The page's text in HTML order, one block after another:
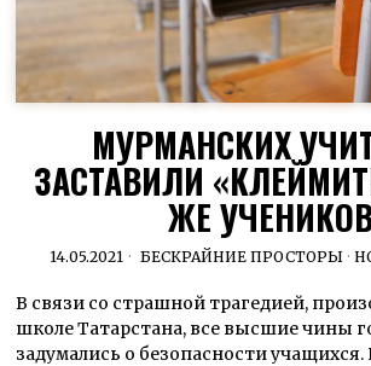
МУРМАНСКИХ
ЗАСТАВИЛИ
ЖЕ
14.05.2021 БЕСКРАЙНИЕ ПРОСТОРЫ ·
В связи со страшной трагедией,
школе Татарстана, все высшие чины
задумались о безопасности